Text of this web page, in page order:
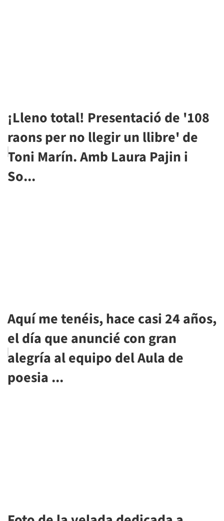
¡Lleno total! Presentació de '108
raons per no llegir un llibre' de
Toni Marín. Amb Laura Pajin i
So...
Aquí me tenéis, hace casi 24 años,
el día que anuncié con gran
alegría al equipo del Aula de
poesia ...